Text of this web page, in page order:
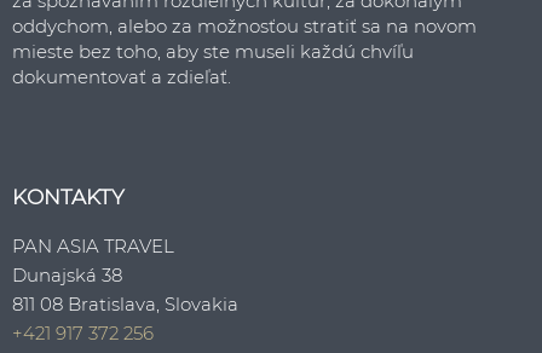
oddychom, alebo za možnosťou stratiť sa na novom
mieste bez toho, aby ste museli každú chvíľu
dokumentovať a zdieľať.
KONTAKTY
PAN ASIA TRAVEL
Dunajská 38
811 08 Bratislava, Slovakia
+421 917 372 256